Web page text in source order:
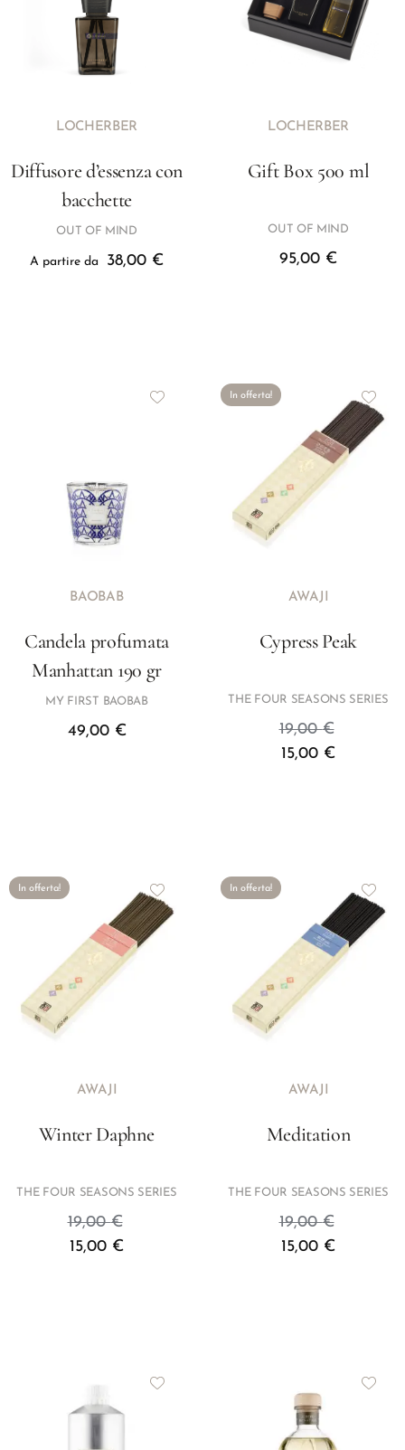
LOCHERBER
Diffusore d’essenza con
bacchette
OUT OF MIND
A partire da 38,00 €
LOCHERBER
Gift Box 500 ml
OUT OF MIND
95,00 €
BAOBAB
Candela profumata
Manhattan 190 gr
MY FIRST BAOBAB
49,00 €
In offerta!
AWAJI
Cypress Peak
THE FOUR SEASONS SERIES
19,00€
15,00 €
In offerta!
AWAJI
Winter Daphne
THE FOUR SEASONS SERIES
19,00€
15,00 €
In offerta!
AWAJI
Meditation
THE FOUR SEASONS SERIES
19,00€
15,00 €